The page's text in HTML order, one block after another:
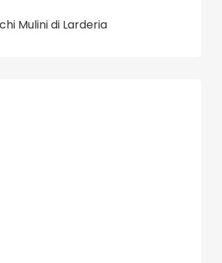
del Dies Natalis di Santa Beata Eustochia
Mulini di Larderia